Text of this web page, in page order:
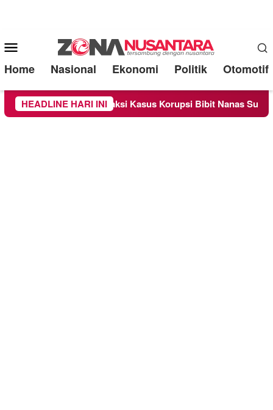
Mobile
Menu
Home Nasional Ekonomi Politik Otomotif
HEADLINE HARI INI
Sebagai Saksi Kasus Korupsi Bibit Nanas Sulsel Rp 52,4